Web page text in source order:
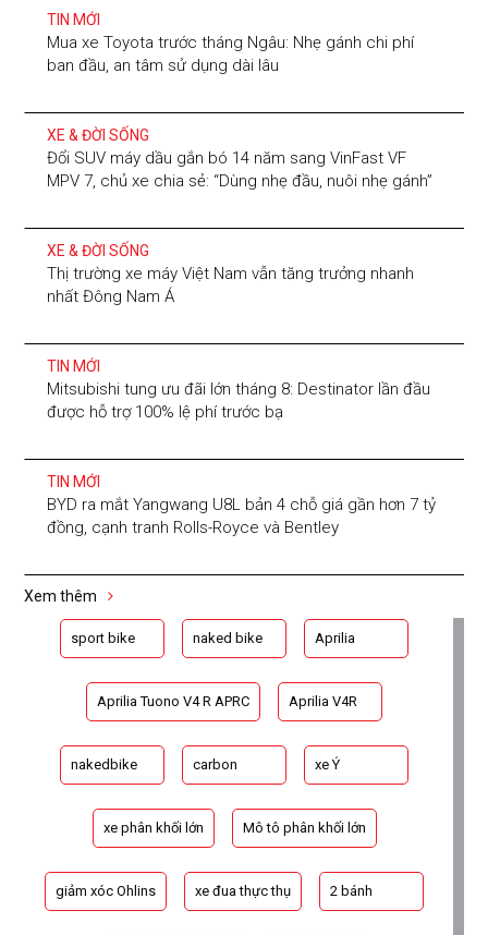
TIN MỚI
Mua xe Toyota trước tháng Ngâu: Nhẹ gánh chi phí
ban đầu, an tâm sử dụng dài lâu
XE & ĐỜI SỐNG
Đổi SUV máy dầu gắn bó 14 năm sang VinFast VF
MPV 7, chủ xe chia sẻ: “Dùng nhẹ đầu, nuôi nhẹ gánh”
XE & ĐỜI SỐNG
Thị trường xe máy Việt Nam vẫn tăng trưởng nhanh
nhất Đông Nam Á
TIN MỚI
Mitsubishi tung ưu đãi lớn tháng 8: Destinator lần đầu
được hỗ trợ 100% lệ phí trước bạ
TIN MỚI
BYD ra mắt Yangwang U8L bản 4 chỗ giá gần hơn 7 tỷ
đồng, cạnh tranh Rolls-Royce và Bentley
Xem thêm
sport bike naked bike Aprilia
Aprilia Tuono V4 R APRC Aprilia V4R
nakedbike carbon xe Ý
xe phân khối lớn Mô tô phân khối lớn
giảm xóc Ohlins xe đua thực thụ 2 bánh